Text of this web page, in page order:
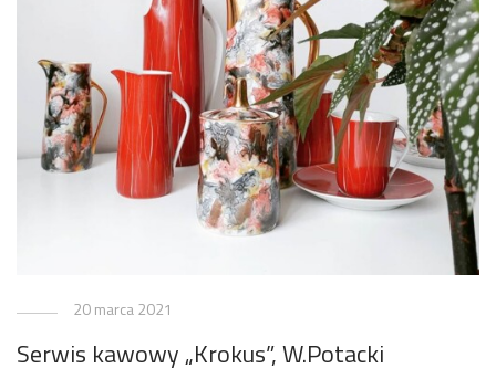
20 marca 2021
Serwis kawowy „Krokus”, W.Potacki